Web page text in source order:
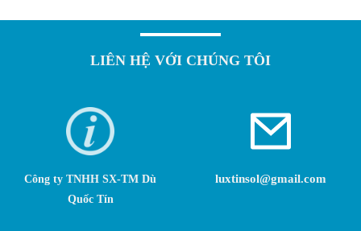
LIÊN HỆ VỚI CHÚNG TÔI
Công ty TNHH SX-TM Dù
Quốc Tín
luxtinsol@gmail.com